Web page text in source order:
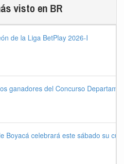
visto en BR
de la Liga BetPlay 2026-I
ganadores del Concurso
Boyacá celebrará este sábado su